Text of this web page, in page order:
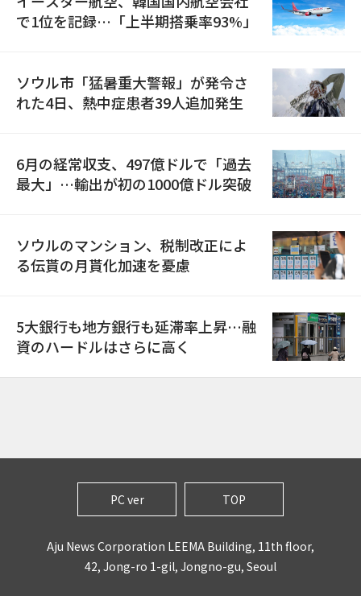
で1位を記録…「上半期搭乗率93%」
ソウル市「猛暑重大警報」が発令さ
れた4日、熱中症患者39人追加発生
6月の経常収支、497億ドルで「過去
最大」…輸出が初の1000億ドル突破
ソウルのマンション、税制改正によ
る伝貰の月貰化加速を憂慮
5大銀行も地方銀行も延滞率上昇…融
資のハードルはさらに高く
PC ver TOP
Aju News Corporation LEEMA Building, 11th floor,
42, Jong-ro 1-gil, Jongno-gu, Seoul